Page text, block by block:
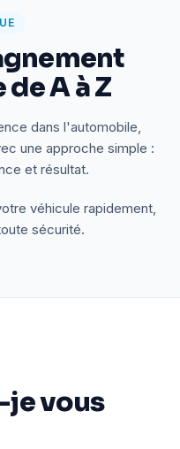
A à Z
dans l'automobile,
une approche simple :
et résultat.
véhicule rapidement,
sécurité.
je vous